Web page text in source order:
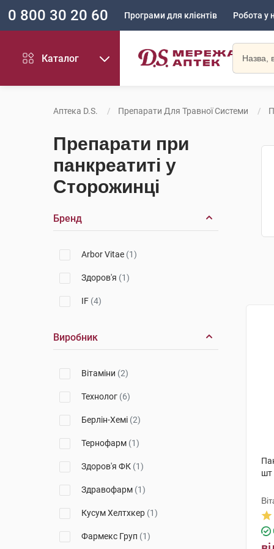
0 800 30 20 60 Програми для клієнтів Робота у
Каталог
Аптека D.S. Препарати Для Травної Системи
Препарати при
панкреатиті у
Сторожинці
Бренд
Arbor Vitae (1)
Здоров'я (1)
IF (4)
Виробник
Вітаміни (2)
Технолог (6)
Берлін-Хемі (2)
Тернофарм (1)
Здоров'я ФК (1)
Здравофарм (1)
Кусум Хелтхкер (1)
Фармекс Груп (1)
шт